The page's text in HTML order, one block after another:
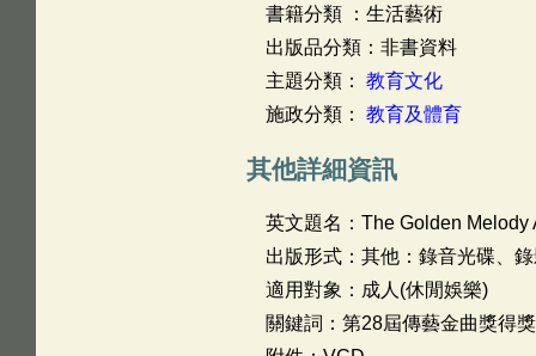
書籍分類 ：生活藝術
出版品分類：非書資料
主題分類： 教育文化
施政分類： 教育及體育
其他詳細資訊
英文題名： The Golden Melody
出版形式：其他：錄音光碟、
適用對象：成人(休閒娛樂)
關鍵詞：第28屆傳藝金曲獎得